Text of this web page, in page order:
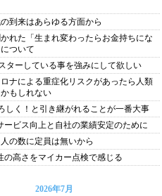
到来はあらゆる方面から
れた「生まれ変わったらお金持ちにな
ついて
ターしている事を強みにして欲しい
ナによる重症化リスクがあったら人類
もしれない
しく！と引き継がれることが一番大事
ービス向上と自社の業績安定のために
の数に定員は無いから
の高さをマイカー点検で感じる
2026年7月